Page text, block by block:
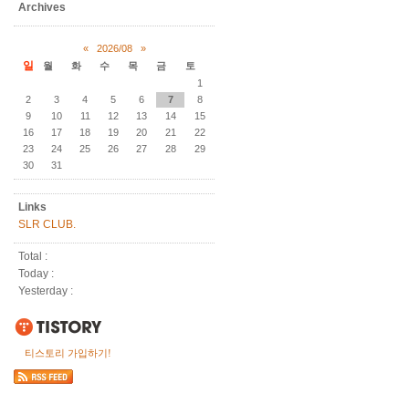
Archives
« 2026/08 »
일 월 화 수 목 금
토
1
2
3 4 5 6 7
8
9
10 11 12 13 14
15
16
17 18 19 20 21
22
23
24 25 26 27 28
29
30
31
Links
SLR CLUB.
Total :
Today :
Yesterday :
티스토리 가입하기!